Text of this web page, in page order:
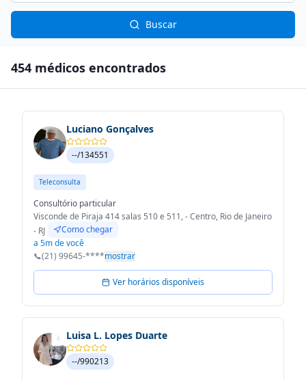
Buscar
454 médicos encontrados
Luciano Gonçalves
--/134551
Teleconsulta
Consultório particular
Visconde de Piraja 414 salas 510 e 511, - Centro, Rio de Janeiro
- RJ
Como chegar
a 5m de você
📞(21) 99645-****mostrar
Ver horários disponíveis
Luisa L. Lopes Duarte
--/990213